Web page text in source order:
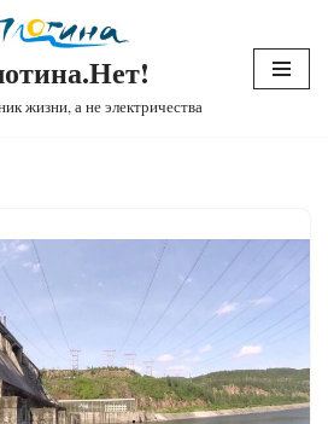
жизни, а не электричества